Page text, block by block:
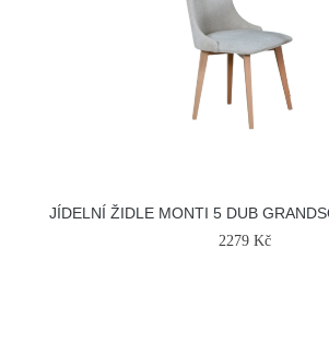
JÍDELNÍ ŽIDLE MONTI 5 DUB
2279 Kč